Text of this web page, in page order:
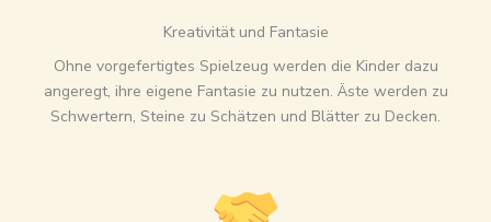
Kreativität und Fantasie
Ohne vorgefertigtes Spielzeug werden die Kinder dazu
angeregt, ihre eigene Fantasie zu nutzen. Äste werden zu
Schwertern, Steine zu Schätzen und Blätter zu Decken.